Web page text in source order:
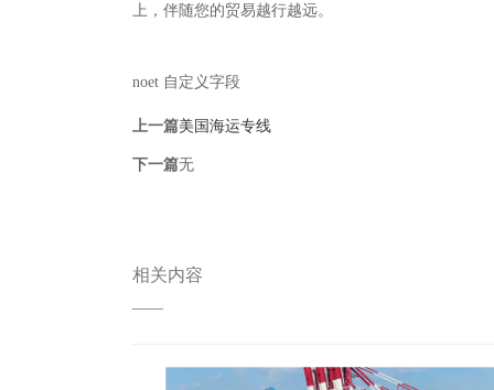
上，伴随您的贸易越行越远。
noet 自定义字段
上一篇美国海运专线
下一篇无
相关内容
——